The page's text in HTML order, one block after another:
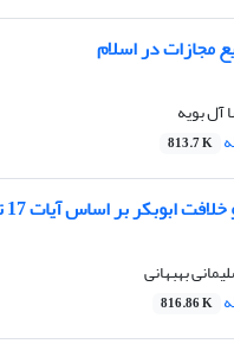
مجازات‌ در اسلام
بویه
813.7 K
بر اساس آیات 17 تا 21 سوره لیل
بهبهانی
816.86 K